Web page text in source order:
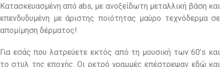
Κατασκευασμένη από abs, με ανοξείδωτη μεταλλική βάση και
επενδυδυμένη με άριστης ποιότητας μαύρο τεχνόδερμα σε
απομίμηση δέρματος!
Για εσάς που λατρεύετε εκτός από τη μουσική των 60’s και
το στυλ της εποχής. Οι ρετρό γραμμές επέστρεψαν εδώ και